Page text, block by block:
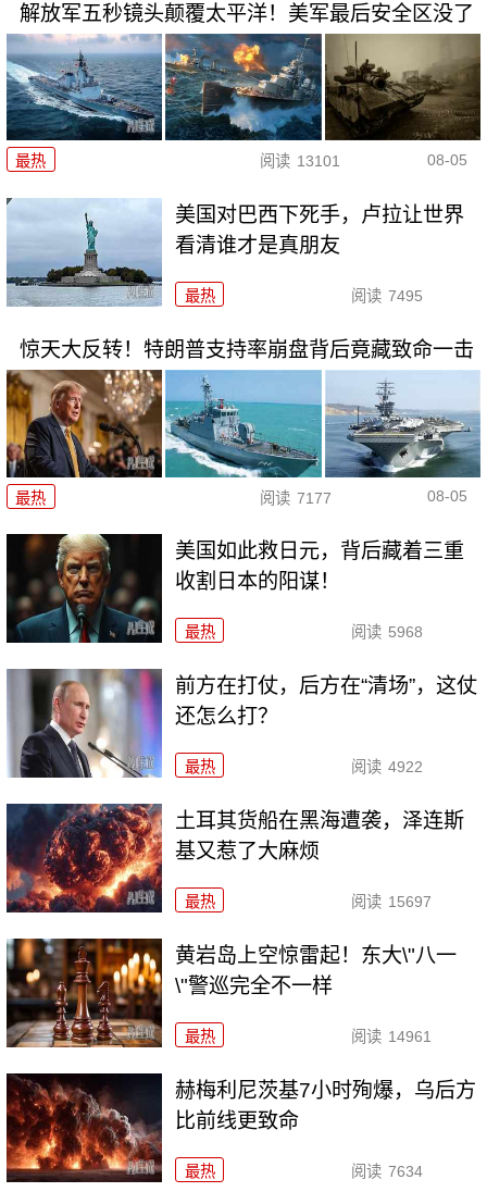
解放军五秒镜头颠覆太平洋！美军最后安全区没了
最热 阅读 13101 08-05
美国对巴西下死手，卢拉让世界
看清谁才是真朋友
最热 阅读 7495
惊天大反转！特朗普支持率崩盘背后竟藏致命一击
最热 阅读 7177 08-05
美国如此救日元，背后藏着三重
收割日本的阳谋！
最热 阅读 5968
前方在打仗，后方在“清场”，这仗
还怎么打？
最热 阅读 4922
土耳其货船在黑海遭袭，泽连斯
基又惹了大麻烦
最热 阅读 15697
黄岩岛上空惊雷起！东大\"八一
\"警巡完全不一样
最热 阅读 14961
赫梅利尼茨基7小时殉爆，乌后方
比前线更致命
最热 阅读 7634